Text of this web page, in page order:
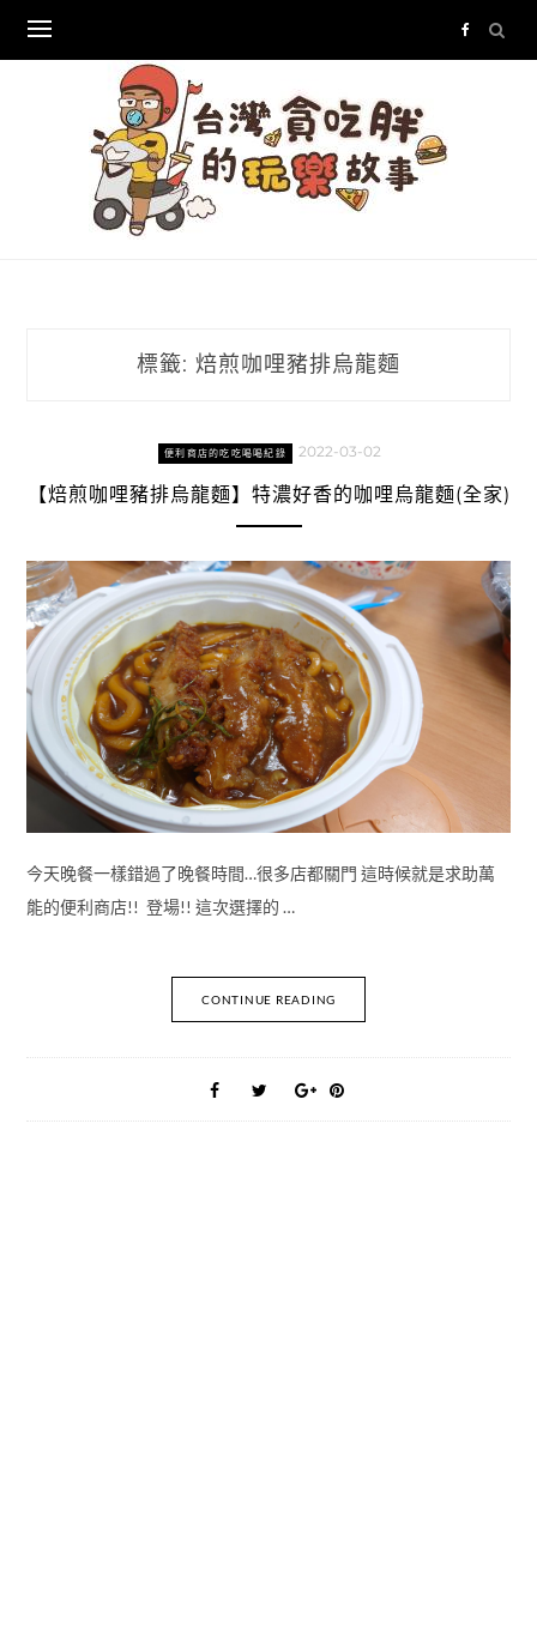
content
標籤: 焙煎咖哩豬排烏龍麵
便利商店的吃吃喝喝紀錄 2022-03-02
【焙煎咖哩豬排烏龍麵】特濃好香的咖哩烏龍麵(全家)
今天晚餐一樣錯過了晚餐時間…很多店都關門 這時候就是求助萬
能的便利商店!! 登場!! 這次選擇的 …
CONTINUE READING